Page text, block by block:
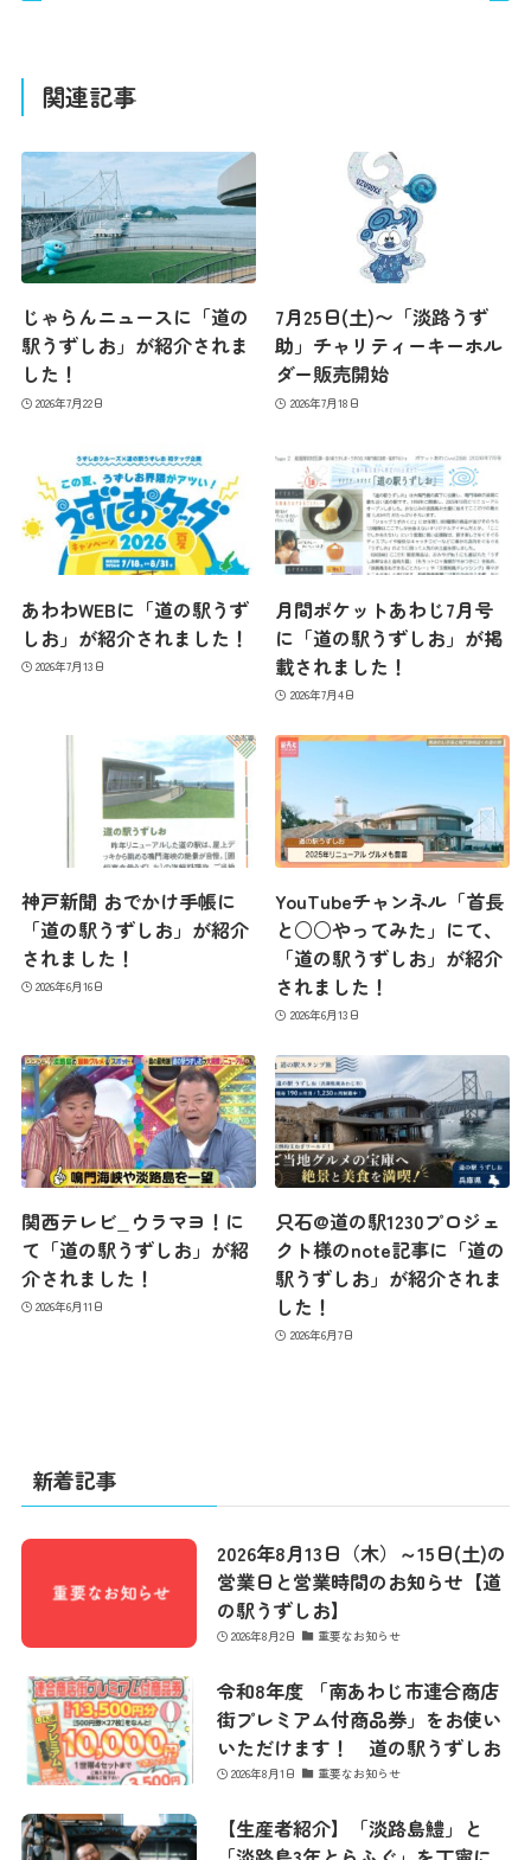
コンセプト
コンテンツ
関連記事
じゃらんニュースに「道の
駅うずしお」が紹介されま
した！
2026年7月22日
7月25日(土)〜「淡路うず
助」チャリティーキーホル
ダー販売開始
2026年7月18日
あわわWEBに「道の駅うず
しお」が紹介されました！
2026年7月13日
月間ポケットあわじ7月号
に「道の駅うずしお」が掲
載されました！
2026年7月4日
神戸新聞 おでかけ手帳に
「道の駅うずしお」が紹介
されました！
2026年6月16日
YouTubeチャンネル「首長
と○○やってみた」にて、
「道の駅うずしお」が紹介
されました！
2026年6月13日
関西テレビ_ウラマヨ！に
て「道の駅うずしお」が紹
介されました！
2026年6月11日
只石@道の駅1230プロジェ
クト様のnote記事に「道の
駅うずしお」が紹介されま
した！
2026年6月7日
新着記事
2026年8月13日（木）～15日(土)の
営業日と営業時間のお知らせ【道
の駅うずしお】
2026年8月2日 重要なお知らせ
令和8年度 「南あわじ市連合商店
街プレミアム付商品券」をお使い
いただけます！ 道の駅うずしお
2026年8月1日 重要なお知らせ
【生産者紹介】「淡路島鱧」と